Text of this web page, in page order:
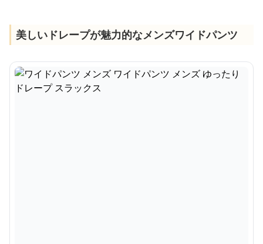
美しいドレープが魅力的なメンズワイドパンツ